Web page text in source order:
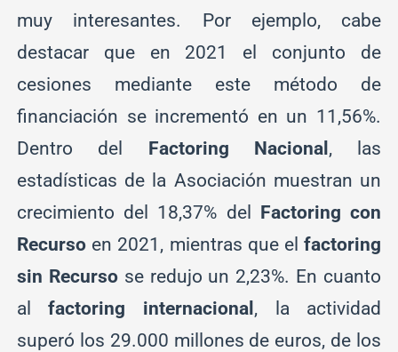
muy interesantes. Por ejemplo, cabe
destacar que en 2021 el conjunto de
cesiones mediante este método de
financiación se incrementó en un 11,56%.
Dentro del Factoring Nacional , las
estadísticas de la Asociación muestran un
crecimiento del 18,37% del Factoring con
Recursoen 2021, mientras que elfactoring
sin Recursose redujo un 2,23%. En cuanto
alfactoring internacional , la actividad
superó los 29.000 millones de euros, de los